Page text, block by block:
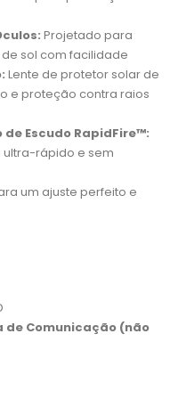
Projetado para
sol com facilidade
Lente de protetor solar de
e proteção contra raios
Escudo RapidFire™:
ultra-rápido e sem
um ajuste perfeito e
Comunicação (não